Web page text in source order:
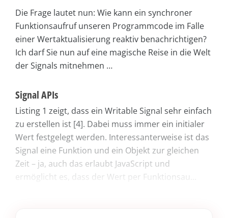
Die Frage lautet nun: Wie kann ein synchroner
Funktionsaufruf unseren Programmcode im Falle
einer Wertaktualisierung reaktiv benachrichtigen?
Ich darf Sie nun auf eine magische Reise in die Welt
der Signals mitnehmen …
Signal APIs
Listing 1 zeigt, dass ein Writable Signal sehr einfach
zu erstellen ist [4]. Dabei muss immer ein initialer
Wert festgelegt werden. Interessanterweise ist das
Signal eine Funktion und ein Objekt zur gleichen
Zeit – ja, auch das erlaubt JavaScript und
ermöglicht es, dass der Wert per Funktionsau...